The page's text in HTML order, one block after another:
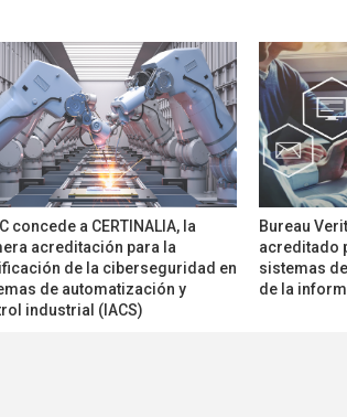
concede a CERTINALIA, la
acreditación para la
de la ciberseguridad en
de automatización y
industrial (IACS)
Bureau
acreditado
sistemas
de la